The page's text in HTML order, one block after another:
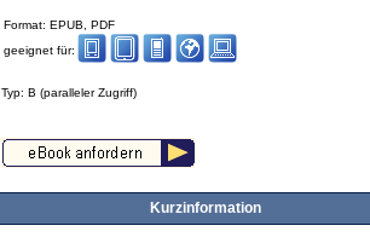
Format: EPUB, PDF
geeignet für:
Typ: B (paralleler Zugriff)
Kurzinformation